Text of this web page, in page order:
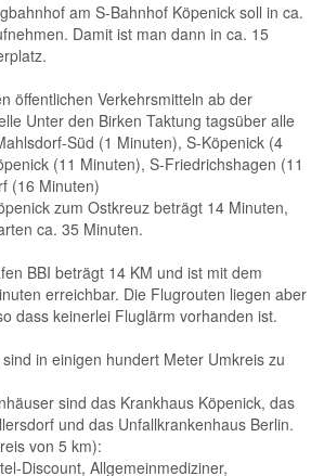
am S-Bahnhof Köpenick soll in ca.
Damit ist man dann in ca. 15
öffentlichen Verkehrsmitteln ab der
Unter den Birken Taktung tagsüber alle
Süd (1 Minuten), S-Köpenick (4
(11 Minuten), S-Friedrichshagen (11
(16 Minuten)
zum Ostkreuz beträgt 14 Minuten,
ca. 35 Minuten.
BBI beträgt 14 KM und ist mit dem
erreichbar. Die Flugrouten liegen aber
dass keinerlei Fluglärm vorhanden ist.
in einigen hundert Meter Umkreis zu
sind das Krankhaus Köpenick, das
und das Unfallkrankenhaus Berlin.
von 5 km):
Discount, Allgemeinmediziner,